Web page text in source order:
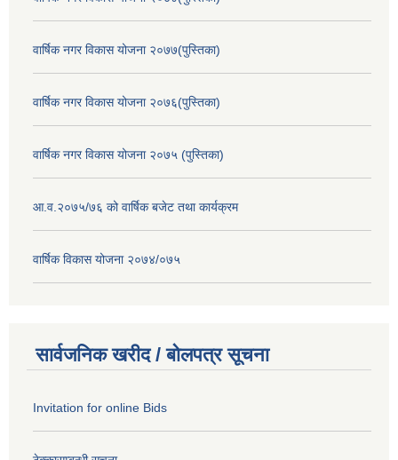
वार्षिक नगर विकास योजना २०७७(पुस्तिका)
वार्षिक नगर विकास योजना २०७६(पुस्तिका)
वार्षिक नगर विकास योजना २०७५ (पुस्तिका)
आ.व.२०७५/७६ को वार्षिक बजेट तथा कार्यक्रम
वार्षिक विकास योजना २०७४/०७५
सार्वजनिक खरीद / बोलपत्र सूचना
Invitation for online Bids